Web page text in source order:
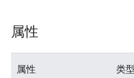
属性
属性 类型